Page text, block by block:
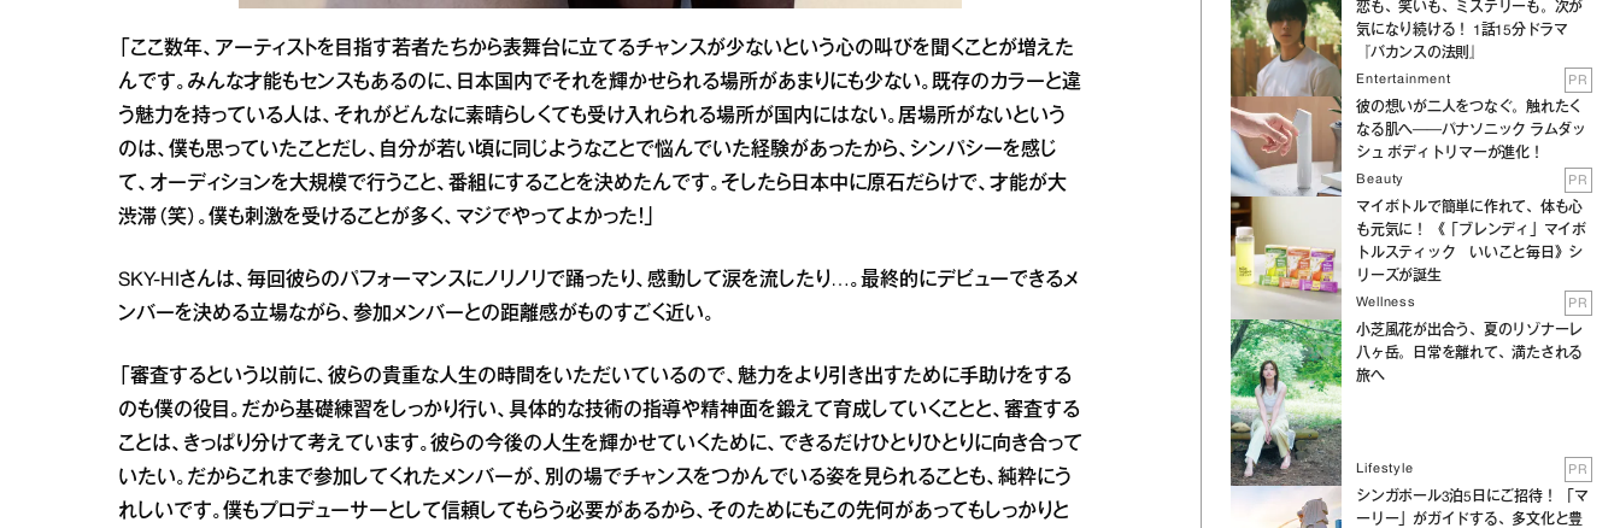
「ここ数年、アーティストを目指す若者たちから表舞台に立てるチャンスが少ないという心の叫びを聞くことが増えた
んです。みんな才能もセンスもあるのに、日本国内でそれを輝かせられる場所があまりにも少ない。既存のカラーと違
う魅力を持っている人は、それがどんなに素晴らしくても受け入れられる場所が国内にはない。居場所がないという
のは、僕も思っていたことだし、自分が若い頃に同じようなことで悩んでいた経験があったから、シンパシーを感じ
て、オーディションを大規模で行うこと、番組にすることを決めたんです。そしたら日本中に原石だらけで、才能が大
渋滞（笑）。僕も刺激を受けることが多く、マジでやってよかった！」
SKY-HIさんは、毎回彼らのパフォーマンスにノリノリで踊ったり、感動して涙を流したり…。最終的にデビューできるメ
ンバーを決める立場ながら、参加メンバーとの距離感がものすごく近い。
「審査するという以前に、彼らの貴重な人生の時間をいただいているので、魅力をより引き出すために手助けをする
のも僕の役目。だから基礎練習をしっかり行い、具体的な技術の指導や精神面を鍛えて育成していくことと、審査する
ことは、きっぱり分けて考えています。彼らの今後の人生を輝かせていくために、できるだけひとりひとりに向き合って
いたい。だからこれまで参加してくれたメンバーが、別の場でチャンスをつかんでいる姿を見られることも、純粋にう
れしいです。僕もプロデューサーとして信頼してもらう必要があるから、そのためにもこの先何があってもしっかりと
恋も、笑いも、ミステリーも。次が
気になり続ける！ 1話15分ドラマ
『バカンスの法則』
Entertainment PR
彼の想いが二人をつなぐ。触れたく
なる肌へ──パナソニック ラムダッ
シュ ボディトリマーが進化！
Beauty PR
マイボトルで簡単に作れて、体も心
も元気に！ 《「ブレンディ」マイボ
トルスティック いいこと毎日》シ
リーズが誕生
Wellness PR
小芝風花が出合う、夏のリゾナーレ
八ヶ岳。日常を離れて、満たされる
旅へ
Lifestyle PR
シンガポール3泊5日にご招待！ 「マ
ーリー」がガイドする、多文化と豊